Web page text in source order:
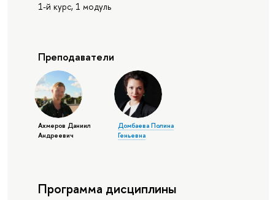
1-й курс, 1 модуль
Преподаватели
Ахмеров Даниил
Андреевич
Домбаева Полина
Геньевна
Программа дисциплины